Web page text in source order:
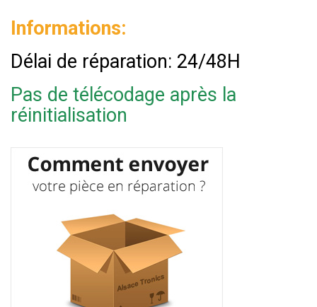
Informations:
Délai de réparation: 24/48H
Pas de télécodage après la
réinitialisation